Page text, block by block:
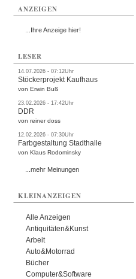
ANZEIGEN
...Ihre Anzeige hier!
LESER
14.07.2026 - 07:12Uhr
Stöckerprojekt Kaufhaus
von Erwin Buß
23.02.2026 - 17:42Uhr
DDR
von reiner doss
12.02.2026 - 07:30Uhr
Farbgestaltung Stadthalle
von Klaus Rodominsky
...mehr Meinungen
KLEINANZEIGEN
Alle Anzeigen
Antiquitäten&Kunst
Arbeit
Auto&Motorrad
Bücher
Computer&Software